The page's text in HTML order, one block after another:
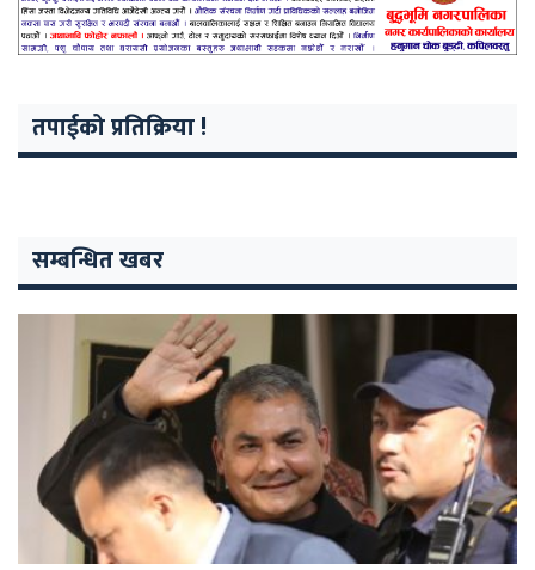
तपाईको प्रतिक्रिया !
सम्बन्धित खबर